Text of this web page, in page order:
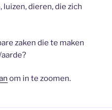
dieren, die zich
zaken die te maken
om in te zoomen.